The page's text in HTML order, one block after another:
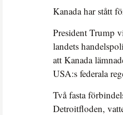
Kanada har stått
President Trump
landets
att Kanada
USA:s federala
Två fasta
Detroitfloden,